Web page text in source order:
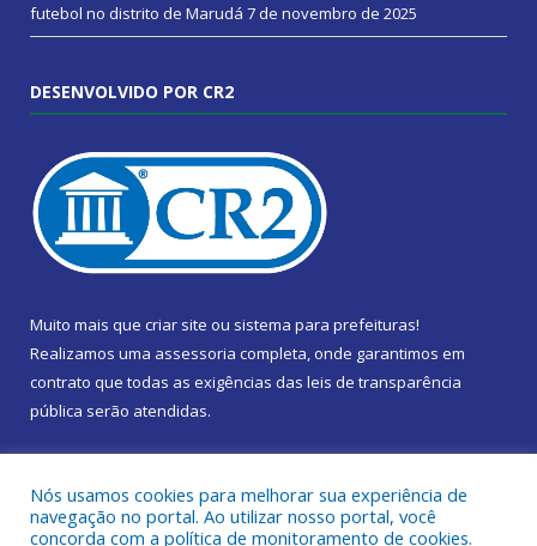
futebol no distrito de Marudá 7 de novembro de 2025
DESENVOLVIDO POR CR2
Muito mais que criar site ou sistema para prefeituras!
Realizamos uma assessoria completa, onde garantimos em
contrato que todas as exigências das leis de transparência
pública serão atendidas.
Nós usamos cookies para melhorar sua experiência de
navegação no portal. Ao utilizar nosso portal, você
concorda com a política de monitoramento de cookies.